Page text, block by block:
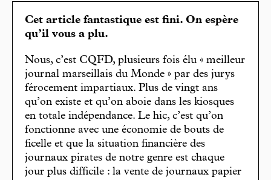
Cet article fantastique est fini. On espère
qu’il vous a plu.
Nous, c’est CQFD, plusieurs fois élu « meilleur
journal marseillais du Monde » par des jurys
férocement impartiaux. Plus de vingt ans
qu’on existe et qu’on aboie dans les kiosques
en totale indépendance. Le hic, c’est qu’on
fonctionne avec une économie de bouts de
ficelle et que la situation financière des
journaux pirates de notre genre est chaque
jour plus difficile : la vente de journaux papier